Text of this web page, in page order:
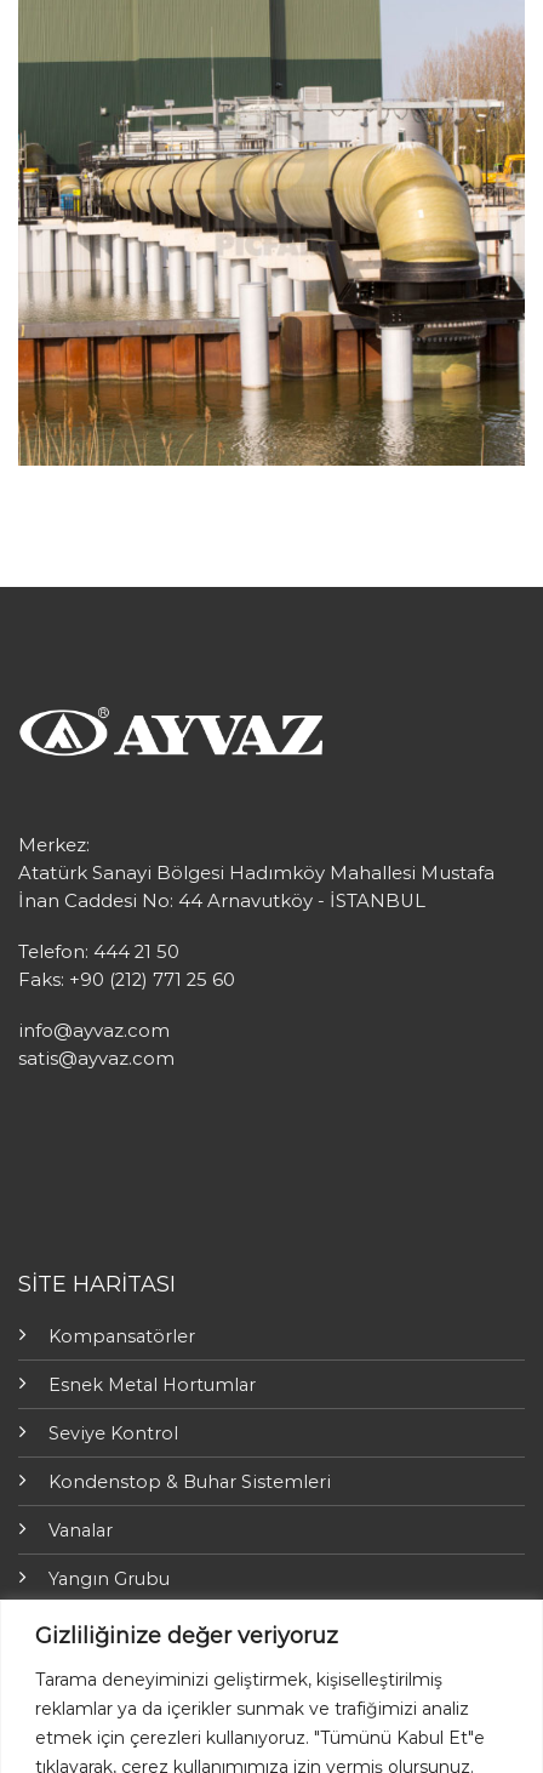
Gizliliğinize değer veriyoruz
Tarama deneyiminizi geliştirmek, kişiselleştirilmiş
reklamlar ya da içerikler sunmak ve trafiğimizi analiz
etmek için çerezleri kullanıyoruz. "Tümünü Kabul Et"e
tıklayarak, çerez kullanımımıza izin vermiş olursunuz.
Merkez:
Atatürk Sanayi Bölgesi Hadımköy Mahallesi Mustafa
İnan Caddesi No: 44 Arnavutköy - İSTANBUL
Telefon: 444 21 50
Faks: +90 (212) 771 25 60
info@ayvaz.com
satis@ayvaz.com
SİTE HARİTASI
Kompansatörler
Esnek Metal Hortumlar
Seviye Kontrol
Kondenstop & Buhar Sistemleri
Vanalar
Yangın Grubu
ARI-Armaturen
Yalıtım Grubu
Online Ödemeler